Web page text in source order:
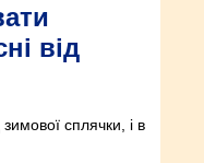
від
сплячки, і в